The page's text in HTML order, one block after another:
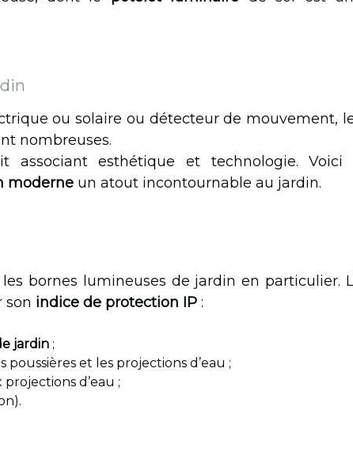
ou solaire ou détecteur de mouvement,
nombreuses.
esthétique et technologie. Voici
moderne un atout incontournable au jardin.
bornes lumineuses de jardin en particulier.
son indice de protection IP :
jardin ;
et les projections d’eau ;
d’eau ;